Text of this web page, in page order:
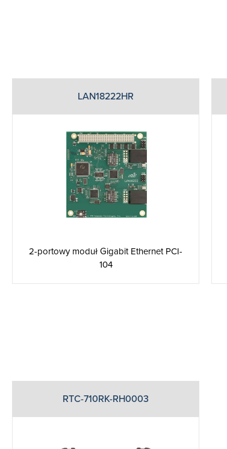
LAN18222HR
2-portowy moduł Gigabit Ethernet PCI-
104
RTC-710RK-RH0003